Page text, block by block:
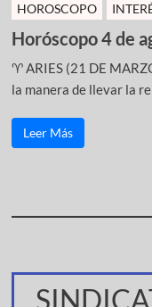
HOROSCOPO
Horóscopo 4 de
♈ ARIES (21 DE
la manera de llevar la
Leer Más